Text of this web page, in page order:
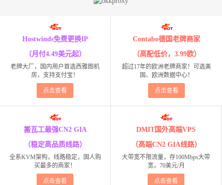
Hostwinds免费更换IP
（月付4.49美元起）
老牌大厂，国内用户首选西雅图机
房，支持支付宝！
点击查看
Contabo德国老牌商家
（高配低价，3.99欧）
超过17年的欧洲老牌商家！可选美
国、欧洲数据中心！
点击查看
搬瓦工最强CN2 GIA
（稳定高品质线路）
全系KVM架构，线路稳定，国人购
买最多的商家！
点击查看
DMIT国外高端VPS
（高端CN2 GIA线路）
大带宽不限流量，存100Mbps大带
宽，70美元/月
点击查看